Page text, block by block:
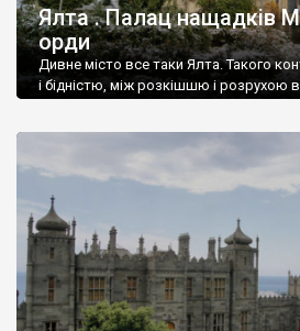
Ялта . Палац нащадків
орди
Дивне місто все таки Ялта. Такого
і бідністю, між розкішшю і розрухою в